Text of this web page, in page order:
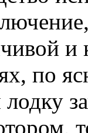
по
лодку